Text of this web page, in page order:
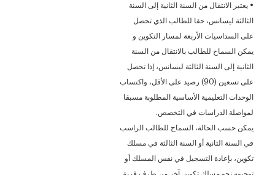
• يعتبر الانتقال من السنة الثانية إلى السنة
الثالثة ليسانس، حقا للطالب الذي تحصل
على السداسيات الأربعة لمسار التكوين و
يمكن السماح للطالب بالانتقال من السنة
الثانية إلى السنة الثالثة ليسانس، إذا تحصل
على تسعين (90) رصيد على الأقل، واكتساب
الوحدات التعليمية الأساسية المطلوبة مسبقا
لمواصلة الدراسات في التخصص.
يمكن حسب الحالة، السماح للطالب الراسب
في السنة الثانية أو السنة الثالثة في مسلك
تكوين، بإعادة التسجيل في نفس المسلك أو